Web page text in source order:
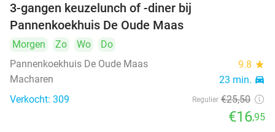
3-gangen keuzelunch of -diner bij
Pannenkoekhuis De Oude Maas
Morgen Zo Wo
Do
Pannenkoekhuis De Oude Maas
9.8 star
Macharen 23 min. directions_car
Verkocht: 309 Regulier €25,50
€16,95